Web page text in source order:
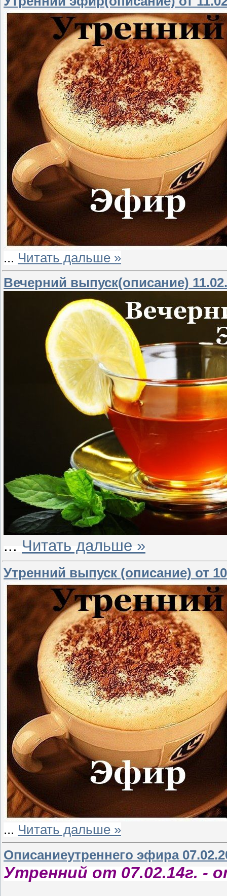
... Читать дальше »
Вечерний выпуск(описание)
... Читать дальше »
Утренний выпуск (описание) от
... Читать дальше »
Описаниеутреннего эфира
Утренний от 07.02.14г. -